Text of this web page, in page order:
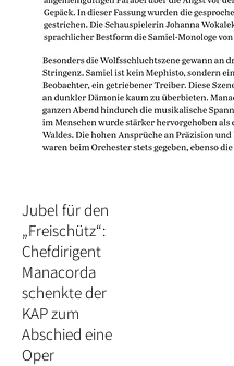
Jubel für den
„Freischütz“:
Chefdirigent
Manacorda
schenkte der
KAP zum
Abschied eine
Oper